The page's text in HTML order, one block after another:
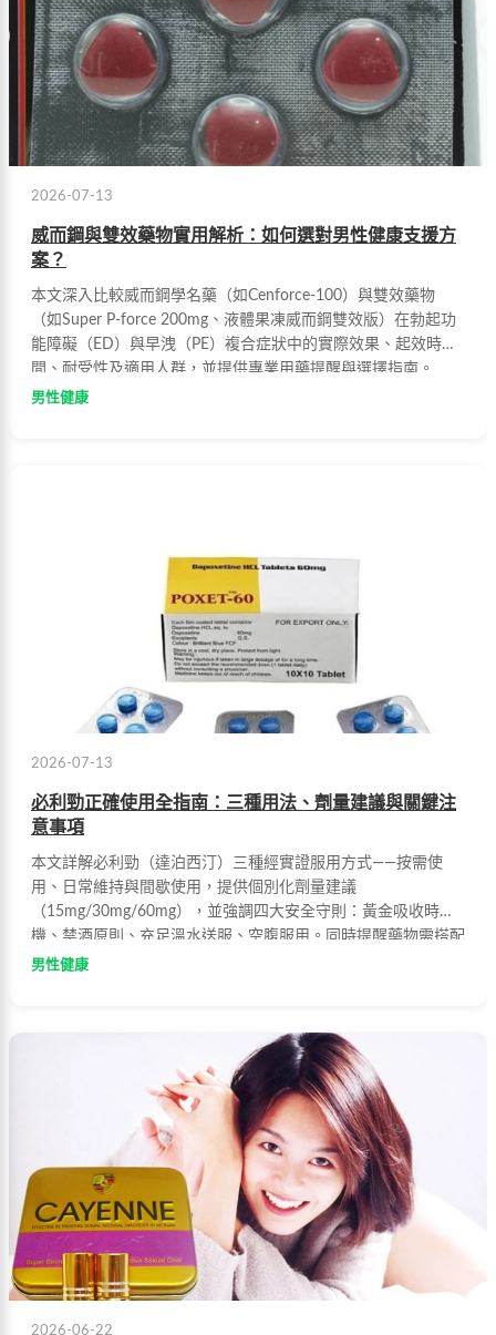
2026-07-13
威而鋼與雙效藥物實用解析：如何選對男性健康支援方
案？
本文深入比較威而鋼學名藥（如Cenforce-100）與雙效藥物
（如Super P-force 200mg、液體果凍威而鋼雙效版）在勃起功
能障礙（ED）與早洩（PE）複合症狀中的實際效果、起效時
間、耐受性及適用人群，並提供專業用藥提醒與選擇指南。
男性健康
2026-07-13
必利勁正確使用全指南：三種用法、劑量建議與關鍵注
意事項
本文詳解必利勁（達泊西汀）三種經實證服用方式——按需使
用、日常維持與間歇使用，提供個別化劑量建議
（15mg/30mg/60mg），並強調四大安全守則：黃金吸收時
機、禁酒原則、充足溫水送服、空腹服用。同時提醒藥物需搭配
健康生活型態與專業指導，提升早洩改善效果。
男性健康
2026-06-22